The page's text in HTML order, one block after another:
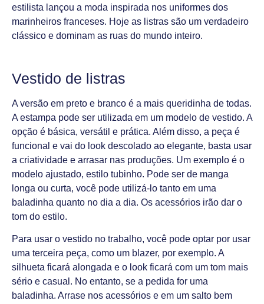
estilista lançou a moda inspirada nos uniformes dos
marinheiros franceses. Hoje as listras são um verdadeiro
clássico e dominam as ruas do mundo inteiro.
Vestido de listras
A versão em preto e branco é a mais queridinha de todas.
A estampa pode ser utilizada em um modelo de vestido. A
opção é básica, versátil e prática. Além disso, a peça é
funcional e vai do look descolado ao elegante, basta usar
a criatividade e arrasar nas produções. Um exemplo é o
modelo ajustado, estilo tubinho. Pode ser de manga
longa ou curta, você pode utilizá-lo tanto em uma
baladinha quanto no dia a dia. Os acessórios irão dar o
tom do estilo.
Para usar o vestido no trabalho, você pode optar por usar
uma terceira peça, como um blazer, por exemplo. A
silhueta ficará alongada e o look ficará com um tom mais
sério e casual. No entanto, se a pedida for uma
baladinha. Arrase nos acessórios e em um salto bem